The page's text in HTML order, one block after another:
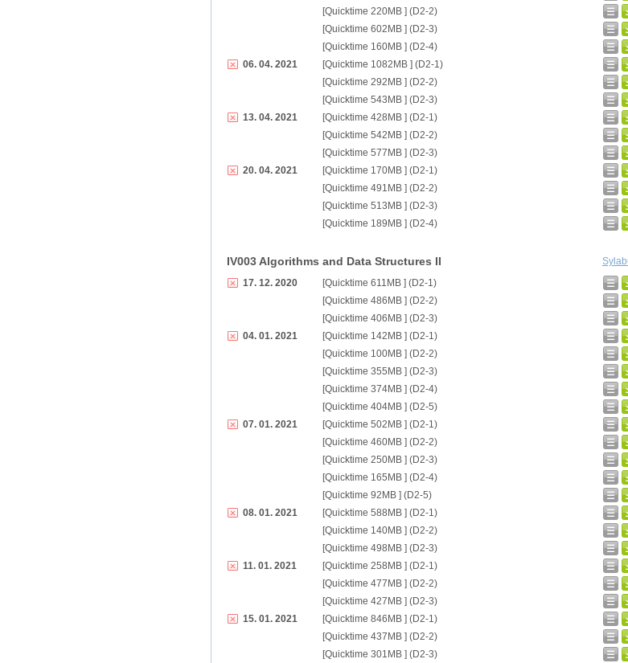
[Quicktime 220MB ] (D2-2)
[Quicktime 602MB ] (D2-3)
[Quicktime 160MB ] (D2-4)
06. 04. 2021
[Quicktime 1082MB ] (D2-1)
[Quicktime 292MB ] (D2-2)
[Quicktime 543MB ] (D2-3)
13. 04. 2021
[Quicktime 428MB ] (D2-1)
[Quicktime 542MB ] (D2-2)
[Quicktime 577MB ] (D2-3)
20. 04. 2021
[Quicktime 170MB ] (D2-1)
[Quicktime 491MB ] (D2-2)
[Quicktime 513MB ] (D2-3)
[Quicktime 189MB ] (D2-4)
IV003 Algorithms and Data Structures II
17. 12. 2020
[Quicktime 611MB ] (D2-1)
[Quicktime 486MB ] (D2-2)
[Quicktime 406MB ] (D2-3)
04. 01. 2021
[Quicktime 142MB ] (D2-1)
[Quicktime 100MB ] (D2-2)
[Quicktime 355MB ] (D2-3)
[Quicktime 374MB ] (D2-4)
[Quicktime 404MB ] (D2-5)
07. 01. 2021
[Quicktime 502MB ] (D2-1)
[Quicktime 460MB ] (D2-2)
[Quicktime 250MB ] (D2-3)
[Quicktime 165MB ] (D2-4)
[Quicktime 92MB ] (D2-5)
08. 01. 2021
[Quicktime 588MB ] (D2-1)
[Quicktime 140MB ] (D2-2)
[Quicktime 498MB ] (D2-3)
11. 01. 2021
[Quicktime 258MB ] (D2-1)
[Quicktime 477MB ] (D2-2)
[Quicktime 427MB ] (D2-3)
15. 01. 2021
[Quicktime 846MB ] (D2-1)
[Quicktime 437MB ] (D2-2)
[Quicktime 301MB ] (D2-3)